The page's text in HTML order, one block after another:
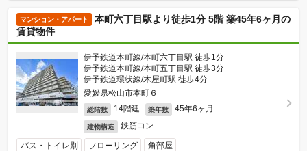
マンション・アパート
本町六丁目駅より徒歩1分 5階 築45年6ヶ月の
賃貸物件
伊予鉄道本町線/本町六丁目駅 徒歩1分
伊予鉄道本町線/本町五丁目駅 徒歩3分
伊予鉄道環状線/木屋町駅 徒歩4分
愛媛県松山市本町６
総階数 14階建 築年数 45年6ヶ月
建物構造 鉄筋コン
バス・トイレ別 フローリング 角部屋